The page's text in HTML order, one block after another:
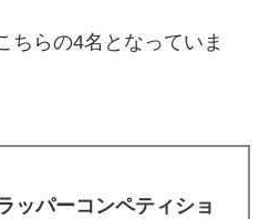
ちらの4名となっていま
ッパーコンペティショ